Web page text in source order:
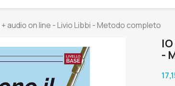
+ audio on line - Livio Libbi - Metodo completo
-